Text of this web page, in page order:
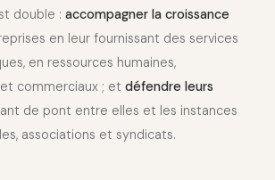
double : accompagner la croissance
en leur fournissant des services
en ressources humaines,
commerciaux ; et défendre leurs
de pont entre elles et les instances
associations et syndicats.